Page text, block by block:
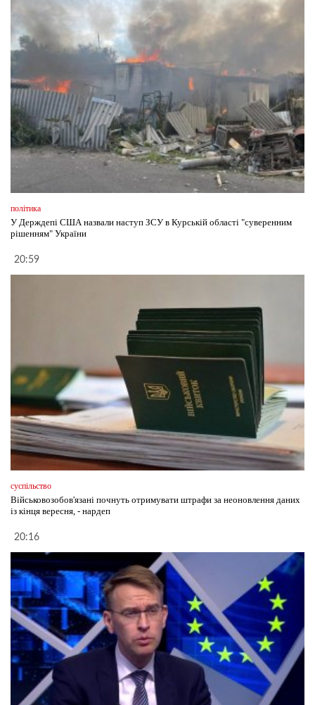
політика
У Держдепі США назвали наступ ЗСУ в Курській області "суверенним
рішенням" України
20:59
суспільство
Військовозобов'язані почнуть отримувати штрафи за неоновлення даних
із кінця вересня, - нардеп
20:16